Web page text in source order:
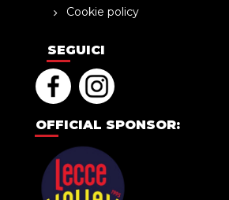
Cookie policy
SEGUICI
OFFICIAL SPONSOR: